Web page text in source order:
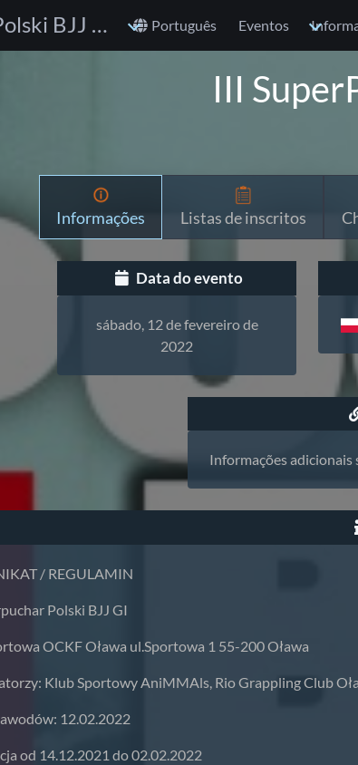
III SuperPuchar Polski BJJ GI Português Eventos
III
Informações Listas de inscritos
Data do evento
sábado, 12 de fevereiro de
2022
Informações adicionais
/ REGULAMIN
Polski BJJ GI
OCKF Oława ul.Sportowa 1 55-200 Oława
Klub Sportowy AniMMAls, Rio Grappling Club
12.02.2022
od 14.12.2021 do 02.02.2022